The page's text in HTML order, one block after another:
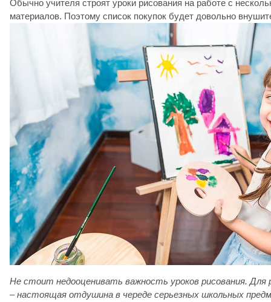
Обычно учителя строят уроки рисования на работе с
материалов. Поэтому список покупок будет довольно
Не стоит недооценивать важность уроков рисования. Для
– настоящая отдушина в череде серьезных школьных